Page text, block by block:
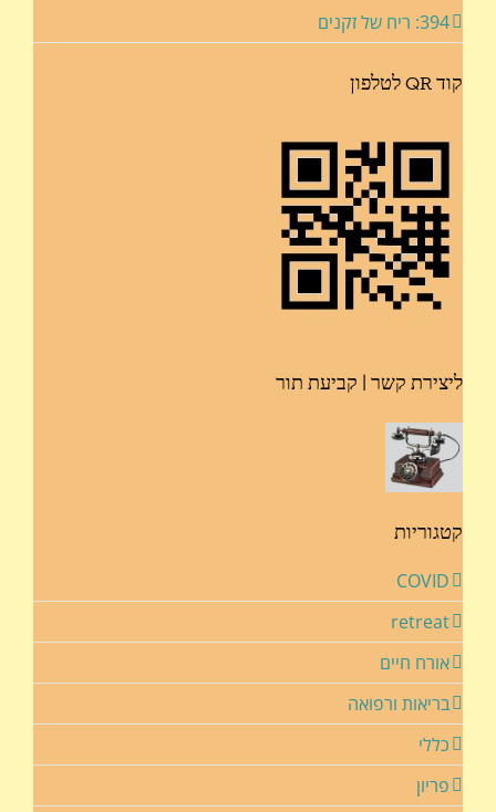
394: ריח של זקנים
קוד QR לטלפון
ליצירת קשר | קביעת תור
קטגוריות
COVID
retreat
אורח חיים
בריאות ורפואה
כללי
פריון